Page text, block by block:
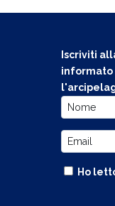
Iscriviti
informato
Ho